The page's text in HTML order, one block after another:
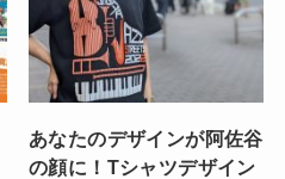
あなたのデザインが阿佐谷
の顔に！Tシャツデザイン